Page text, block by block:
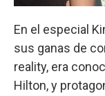
En el especial
sus ganas de
reality, era
Hilton, y